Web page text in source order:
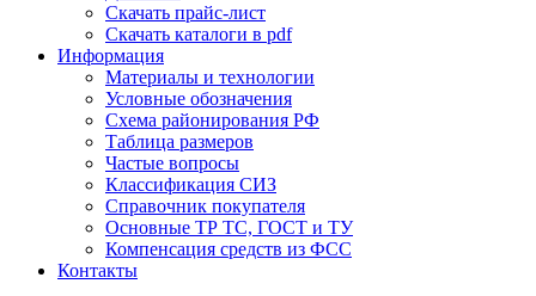
Скачать прайс-лист
Скачать каталоги в pdf
Информация
Материалы и технологии
Условные обозначения
Схема районирования РФ
Таблица размеров
Частые вопросы
Классификация СИЗ
Справочник покупателя
Основные ТР ТС, ГОСТ и ТУ
Компенсация средств из ФСС
Контакты